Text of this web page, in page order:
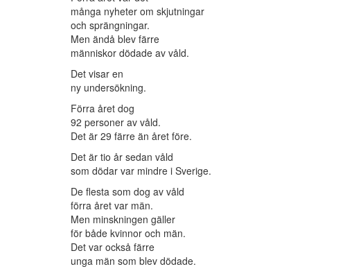
många nyheter om skjutningar
och sprängningar.
Men ändå blev färre
människor dödade av våld.
Det visar en
ny undersökning.
Förra året dog
92 personer av våld.
Det är 29 färre än året före.
Det är tio år sedan våld
som dödar var mindre i Sverige.
De flesta som dog av våld
förra året var män.
Men minskningen gäller
för både kvinnor och män.
Det var också färre
unga män som blev dödade.